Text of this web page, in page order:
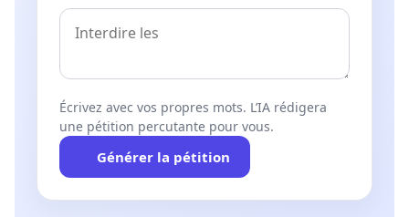
Écrivez avec vos propres mots. L’IA rédigera
une pétition percutante pour vous.
Générer la pétition